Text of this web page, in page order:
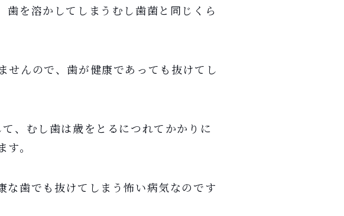
歯を溶かしてしまうむし歯菌と同じくら
せんので、歯が健康であっても抜けてし
、むし歯は歳をとるにつれてかかりに
。
な歯でも抜けてしまう怖い病気なのです